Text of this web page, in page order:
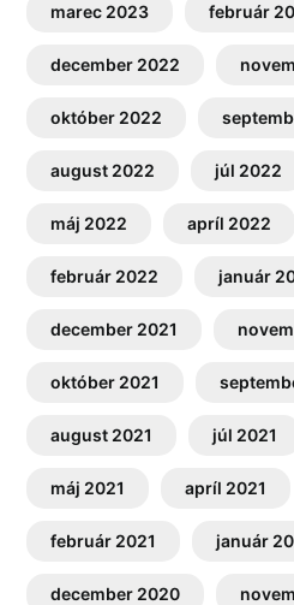
marec 2023 február
december 2022
október 2022
august 2022 júl 2022
máj 2022 apríl 2022
február 2022 január
december 2021
október 2021
august 2021 júl 2021
máj 2021 apríl 2021
február 2021 január
december 2020